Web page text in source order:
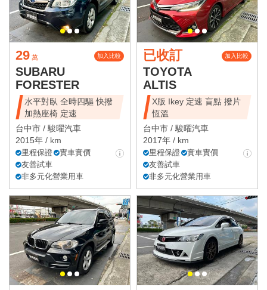
29 萬 加入比較
SUBARU
FORESTER
水平對臥 全時四驅 快撥
加熱座椅 定速
台中市 /駿曜汽車
2015年 / km
里程保證
實車實價
友善試車
非多元化營業用車
已收訂 加入比較
TOYOTA
ALTIS
X版 Ikey 定速 盲點 撥片
恆溫
台中市 /駿曜汽車
2017年 / km
里程保證
實車實價
友善試車
非多元化營業用車